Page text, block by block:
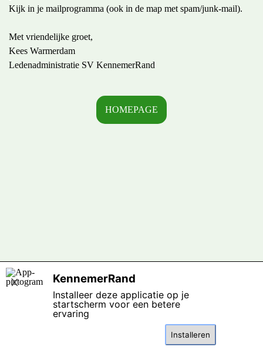
Kijk in je mailprogramma (ook in de map met spam/junk-mail).
Met vriendelijke groet,
Kees Warmerdam
Ledenadministratie SV KennemerRand
HOMEPAGE
KennemerRand
Installeer deze applicatie op je
startscherm voor een betere
ervaring
Installeren
X